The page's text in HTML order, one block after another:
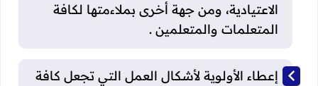
الاعتيادية، ومن جهة أخرى بملاءمتها لكافة
المتعلمات والمتعلمين .
إعطاء الأولوية لأشكال العمل التي تجعل كافة